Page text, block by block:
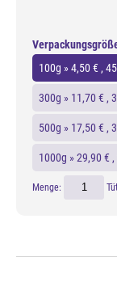
100g »4,50 € ,
300g » 11,70 € ,
500g » 17,50 € ,
1000g »29,90 €
Menge: